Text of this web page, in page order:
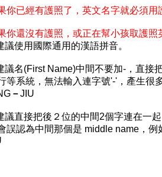
你已經有護照了，英文名字就必須用
你還沒有護照，或正在幫小孩取護照
議使用國際通用的漢語拼音。
議名(First Name)中間不要加-，直接
等系統，無法輸入連字號'-'，產生很
－JIU
議直接把後２位的中間2個字連在一
誤認為中間那個是 middle name，